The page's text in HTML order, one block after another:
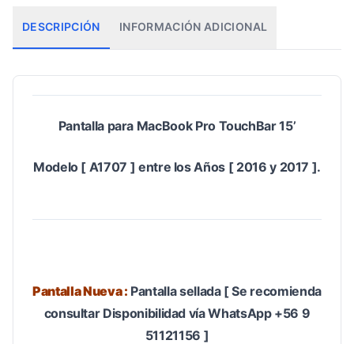
DESCRIPCIÓN INFORMACIÓN ADICIONAL
Pantalla para MacBook Pro TouchBar 15’
Modelo [ A1707 ] entre los Años [ 2016 y 2017 ].
Pantalla Nueva : Pantalla sellada [ Se recomienda
consultar Disponibilidad vía WhatsApp +56 9
51121156 ]